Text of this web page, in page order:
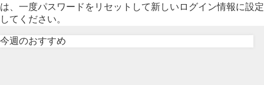
は、一度パスワードをリセットして新しいログイン情報に設定
してください。
今週のおすすめ